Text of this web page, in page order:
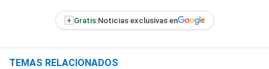
+ Gratis:Noticias exclusivas en
TEMAS RELACIONADOS